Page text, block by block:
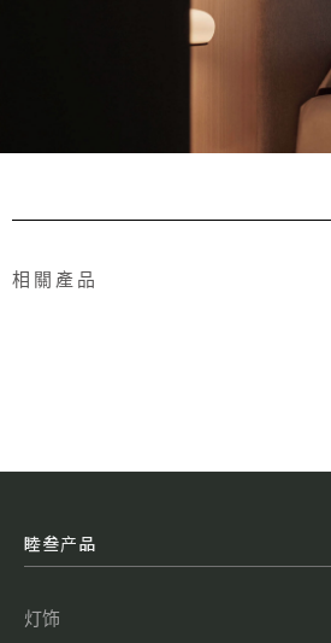
相關產品
睦叁产品
灯饰